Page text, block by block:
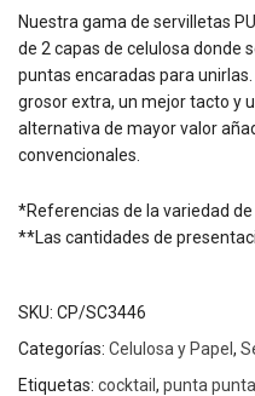
Nuestra gama de servilletas
de 2 capas de celulosa donde
puntas encaradas para
grosor extra, un mejor tacto y
alternativa de mayor valor
convencionales.
*Referencias de la variedad
**Las cantidades de
SKU: CP/SC3446
Categorías: Celulosa y Papel ,
Etiquetas: cocktail , punta punta